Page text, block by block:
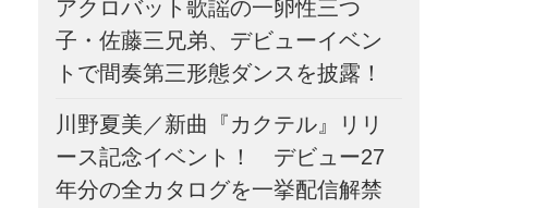
アクロバット歌謡の一卵性三つ
子・佐藤三兄弟、デビューイベン
トで間奏第三形態ダンスを披露！
川野夏美／新曲『カクテル』リリ
ース記念イベント！ デビュー27
年分の全カタログを一挙配信解禁